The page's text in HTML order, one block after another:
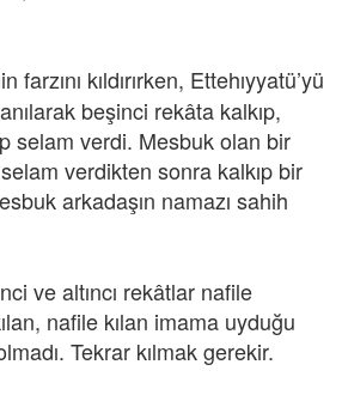
farzını kıldırırken, Ettehıyyatü’yü
beşinci rekâta kalkıp,
selam verdi. Mesbuk olan bir
verdikten sonra kalkıp bir
arkadaşın namazı sahih
ve altıncı rekâtlar nafile
nafile kılan imama uyduğu
Tekrar kılmak gerekir.